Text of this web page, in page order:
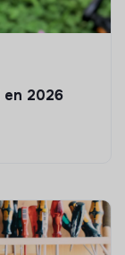
en 2026